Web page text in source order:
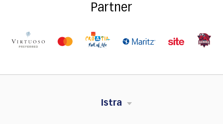
Partner
Istra